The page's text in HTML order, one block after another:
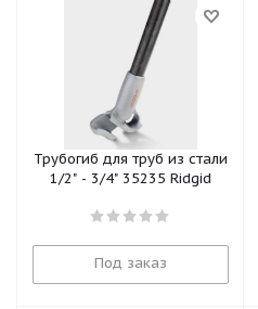
Трубогиб для труб из стали
1/2" - 3/4" 35235 Ridgid
Под заказ